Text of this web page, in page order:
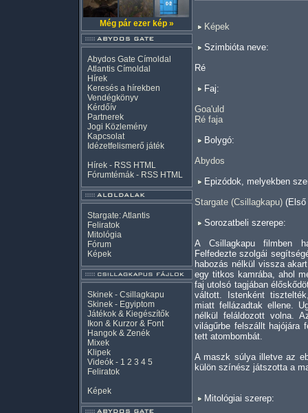
Még pár ezer kép »
Abydos Gate Címoldal
Atlantis Címoldal
Hírek
Keresés a hírekben
Vendégkönyv
Kérdőív
Partnerek
Jogi Közlemény
Kapcsolat
Idézetfelismerő játék
Hírek - RSS HTML
Fórumtémák - RSS HTML
Stargate: Atlantis
Feliratok
Mitológia
Fórum
Képek
Skinek - Csillagkapu
Skinek - Egyiptom
Játékok & Kiegészítők
Ikon & Kurzor & Font
Hangok & Zenék
Mixek
Klipek
Videók - 1 2 3 4 5
Feliratok
Képek
Képek
Szimbióta neve:
Ré
Faj:
Goa'uld
Ré faja
Bolygó:
Abydos
Epizódok, melyekben
Stargate (Csillagkapu) (Első
Sorozatbeli szerepe:
A Csillagkapu filmben
Felfedezte szolgái
habozás nélkül vissza
egy titkos kamrába, ahol
faj utolsó tagjában
váltott. Istenként
miatt fellázadtak ellene.
nélkül feláldozott volna.
világűrbe felszállt hajójára
tett atombombát.
A maszk súlya illetve az
külön színész játszotta a
Mitológiai szerep: